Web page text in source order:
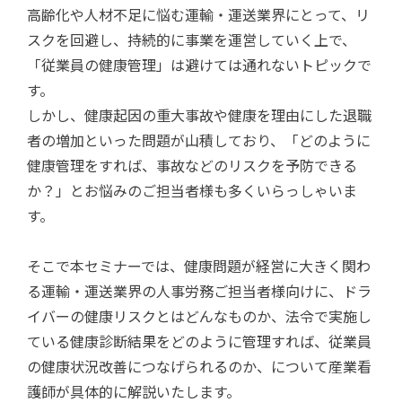
高齢化や人材不足に悩む運輸・運送業界にとって、リ
スクを回避し、持続的に事業を運営していく上で、
「従業員の健康管理」は避けては通れないトピックで
す。
しかし、健康起因の重大事故や健康を理由にした退職
者の増加といった問題が山積しており、「どのように
健康管理をすれば、事故などのリスクを予防できる
か？」とお悩みのご担当者様も多くいらっしゃいま
す。
そこで本セミナーでは、健康問題が経営に大きく関わ
る運輸・運送業界の人事労務ご担当者様向けに、ドラ
イバーの健康リスクとはどんなものか、法令で実施し
ている健康診断結果をどのように管理すれば、従業員
の健康状況改善につなげられるのか、について産業看
護師が具体的に解説いたします。